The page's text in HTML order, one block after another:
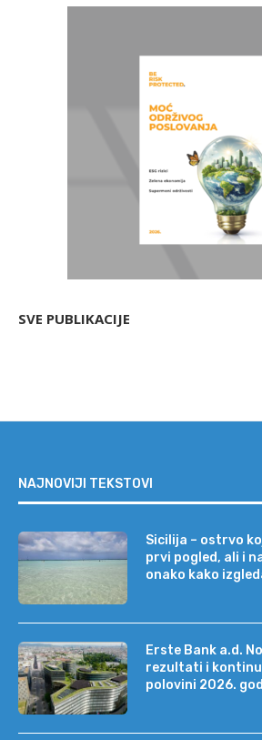
SVE PUBLIKACIJE
NAJNOVIJI TEKSTOVI
Sicilija – ostrvo
prvi pogled, ali i
onako kako
Erste Bank a.d.
rezultati i
polovini 2026.